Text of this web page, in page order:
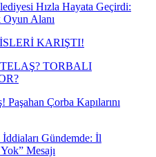
Hızla Hayata Geçirdi:
Alanı
KARIŞTI!
TORBALI
Paşahan Çorba Kapılarını
Gündemde: İl
Mesajı